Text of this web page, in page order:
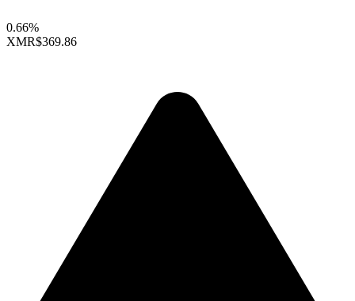
0.66%
XMR$369.86